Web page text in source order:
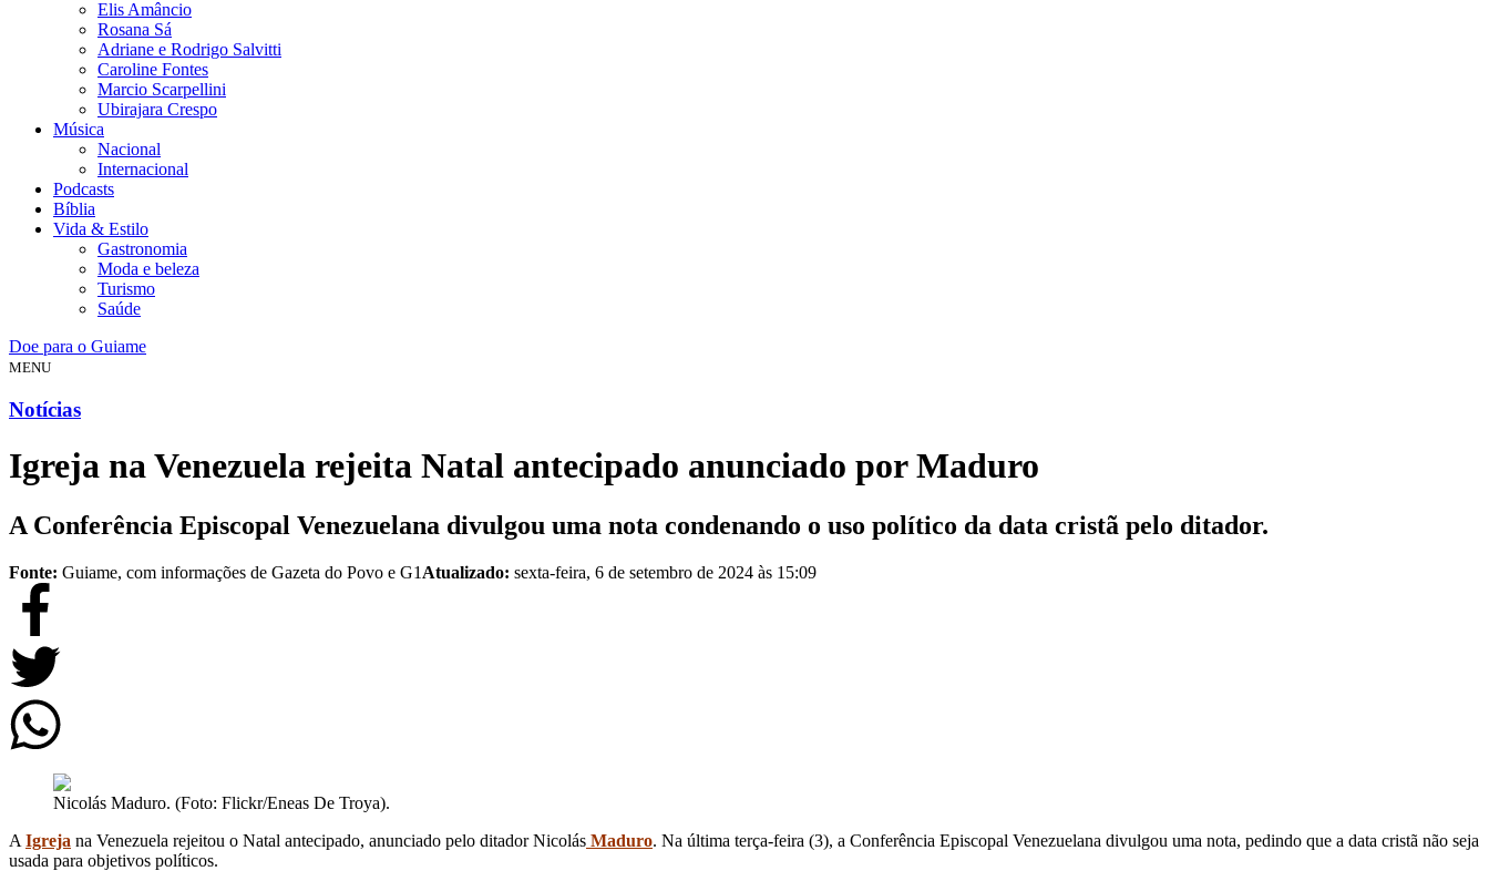
Elis Amâncio
Rosana Sá
Adriane e Rodrigo Salvitti
Caroline Fontes
Marcio Scarpellini
Ubirajara Crespo
Música
Nacional
Internacional
Podcasts
Bíblia
Vida & Estilo
Gastronomia
Moda e beleza
Turismo
Saúde
Doe para o Guiame
MENU
Notícias
Igreja na Venezuela rejeita Natal antecipado anunciado por Maduro
A Conferência Episcopal Venezuelana divulgou uma nota condenando o uso político da data cristã pelo ditador.
Fonte: Guiame, com informações de Gazeta do Povo e G1 Atualizado: sexta-feira, 6 de setembro de 2024 às 15:09
Nicolás Maduro. (Foto: Flickr/Eneas De Troya).
A Igreja na Venezuela rejeitou o Natal antecipado, anunciado pelo ditador Nicolás Maduro. Na última terça-feira (3), a Conferência Episcopal Venezuelana divulgou uma nota, pedindo que a data cristã não seja
usada para objetivos políticos.